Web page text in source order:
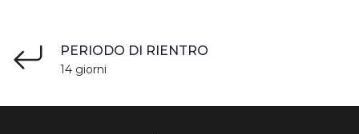
PERIODO DI RIENTRO
14 giorni